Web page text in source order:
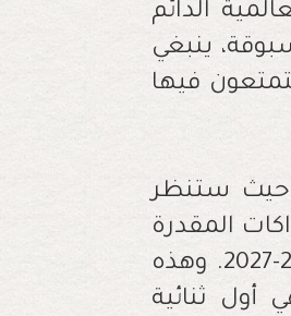
الدائم
ينبغي
فيها
حيث ستنظر
في الاشتراكات المقدرة
(رسوم العضوية) في الميزانية البرمجية المقبلة للثنائية 2026-2027. وهذه
أول ثنائية